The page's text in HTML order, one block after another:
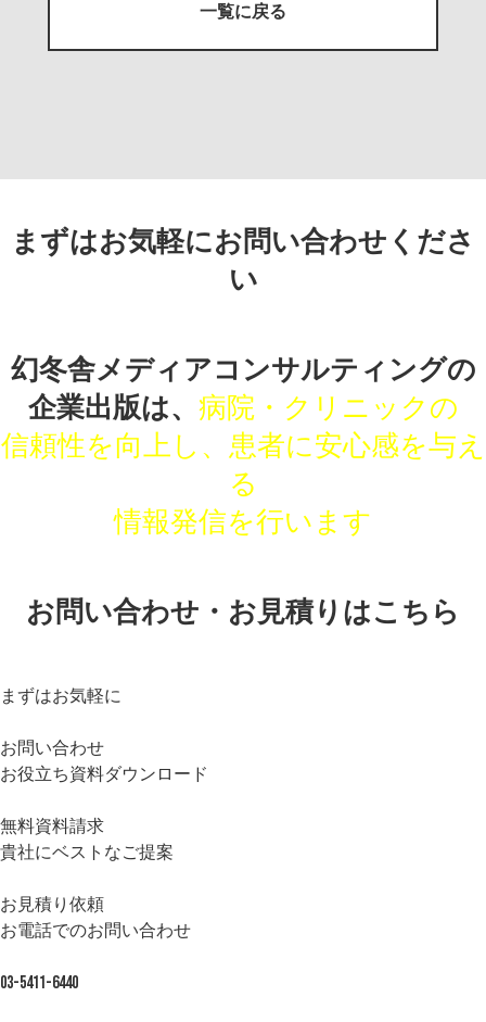
一覧に戻る
まずはお気軽にお問い合わせくださ
い
幻冬舎メディアコンサルティングの
企業出版は、 病院・クリニックの
信頼性を向上し、患者に安心感を与え
る
情報発信を行います
お問い合わせ・お見積りはこちら
まずはお気軽に
お問い合わせ
お役立ち資料ダウンロード
無料資料請求
貴社にベストなご提案
お見積り依頼
お電話でのお問い合わせ
03-5411-6440